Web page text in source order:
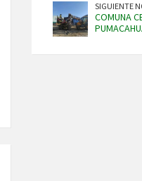
SIGUIENTE
COMUNA